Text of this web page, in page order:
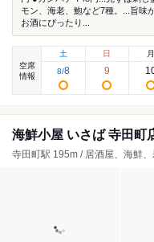
モン、海老、鮑など7種。...旨味
お酒にぴったり...
空席
情報
土
8/8
日
9
月
海鮮小屋 いさば 寺田町
寺田町駅 195m / 居酒屋、海鮮、